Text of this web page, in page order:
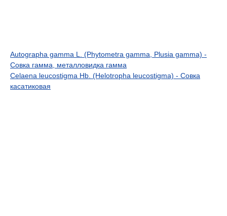
Autographa gamma L. (Phytometra gamma, Plusia gamma) -
Совка гамма, металловидка гамма
Celaena leucostigma Hb. (Helotropha leucostigma) - Совка
касатиковая